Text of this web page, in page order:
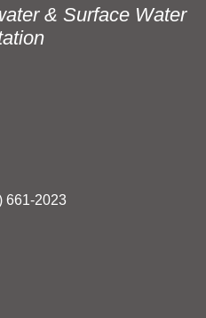
& Surface Water
661‑2023